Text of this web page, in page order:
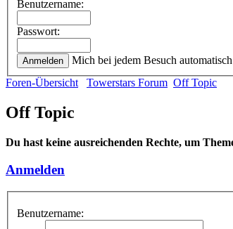
Benutzername:
Passwort:
Mich bei jedem Besuch
Foren-Übersicht
Towerstars Forum Off Topic
Off Topic
Du hast keine ausreichenden Rechte, um
Anmelden
Benutzername: